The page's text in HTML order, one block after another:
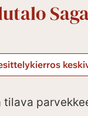
tilava